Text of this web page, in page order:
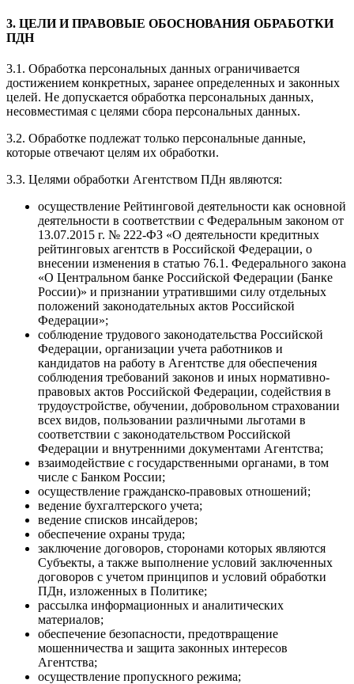
3. ЦЕЛИ И ПРАВОВЫЕ ОБОСНОВАНИЯ ОБРАБОТКИ
ПДН
3.1. Обработка персональных данных ограничивается
достижением конкретных, заранее определенных и законных
целей. Не допускается обработка персональных данных,
несовместимая с целями сбора персональных данных.
3.2. Обработке подлежат только персональные данные,
которые отвечают целям их обработки.
3.3. Целями обработки Агентством ПДн являются:
осуществление Рейтинговой деятельности как основной
деятельности в соответствии с Федеральным законом от
13.07.2015 г. № 222-ФЗ «О деятельности кредитных
рейтинговых агентств в Российской Федерации, о
внесении изменения в статью 76.1. Федерального закона
«О Центральном банке Российской Федерации (Банке
России)» и признании утратившими силу отдельных
положений законодательных актов Российской
Федерации»;
соблюдение трудового законодательства Российской
Федерации, организации учета работников и
кандидатов на работу в Агентстве для обеспечения
соблюдения требований законов и иных нормативно-
правовых актов Российской Федерации, содействия в
трудоустройстве, обучении, добровольном страховании
всех видов, пользовании различными льготами в
соответствии с законодательством Российской
Федерации и внутренними документами Агентства;
взаимодействие с государственными органами, в том
числе с Банком России;
осуществление гражданско-правовых отношений;
ведение бухгалтерского учета;
ведение списков инсайдеров;
обеспечение охраны труда;
заключение договоров, сторонами которых являются
Субъекты, а также выполнение условий заключенных
договоров с учетом принципов и условий обработки
ПДн, изложенных в Политике;
рассылка информационных и аналитических
материалов;
обеспечение безопасности, предотвращение
мошенничества и защита законных интересов
Агентства;
осуществление пропускного режима;